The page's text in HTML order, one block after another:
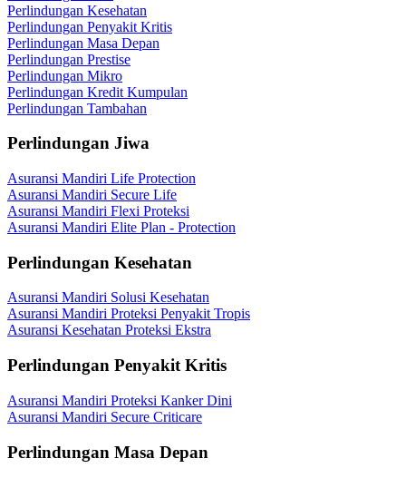
Perlindungan Kesehatan
Perlindungan Penyakit Kritis
Perlindungan Masa Depan
Perlindungan Prestise
Perlindungan Mikro
Perlindungan Kredit Kumpulan
Perlindungan Tambahan
Perlindungan Jiwa
Asuransi Mandiri Life Protection
Asuransi Mandiri Secure Life
Asuransi Mandiri Flexi Proteksi
Asuransi Mandiri Elite Plan - Protection
Perlindungan Kesehatan
Asuransi Mandiri Solusi Kesehatan
Asuransi Mandiri Proteksi Penyakit Tropis
Asuransi Kesehatan Proteksi Ekstra
Perlindungan Penyakit Kritis
Asuransi Mandiri Proteksi Kanker Dini
Asuransi Mandiri Secure Criticare
Perlindungan Masa Depan